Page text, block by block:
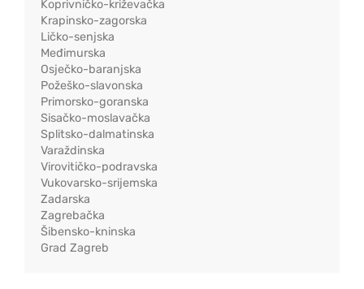
Koprivničko-križevačka
Krapinsko-zagorska
Ličko-senjska
Međimurska
Osječko-baranjska
Požeško-slavonska
Primorsko-goranska
Sisačko-moslavačka
Splitsko-dalmatinska
Varaždinska
Virovitičko-podravska
Vukovarsko-srijemska
Zadarska
Zagrebačka
Šibensko-kninska
Grad Zagreb